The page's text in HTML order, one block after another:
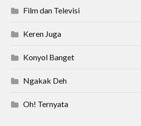
Film dan Televisi
Keren Juga
Konyol Banget
Ngakak Deh
Oh! Ternyata